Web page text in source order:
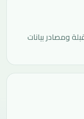
ومصادر بيانات